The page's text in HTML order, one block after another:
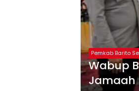
Pemkab Barito
Wabup
Jamaah